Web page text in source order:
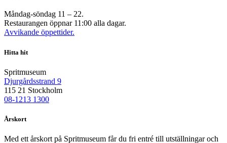
Måndag-söndag 11 – 22.
Restaurangen öppnar 11:00 alla dagar.
Avvikande öppettider.
Hitta hit
Spritmuseum
Djurgårdsstrand 9
115 21 Stockholm
08-1213 1300
Årskort
Med ett årskort på Spritmuseum får du fri entré till utställningar och